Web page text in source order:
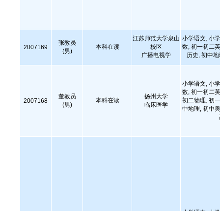
2007169
张教员
(男)
本科在读
江苏师范大学泉山
校区
广播电视学
小学语文, 小
数, 初一初二
历史, 初中
2007168
董教员
(男)
本科在读
扬州大学
临床医学
小学语文, 小
数, 初一初二
初二物理, 初
中地理, 初中